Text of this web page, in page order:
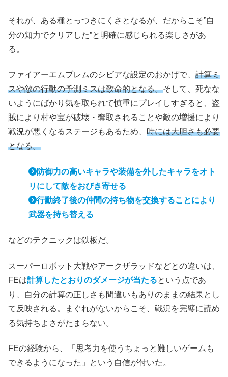
それが、ある種とっつきにくさとなるが、だからこそ”自
分の知力でクリアした”と明確に感じられる楽しさがあ
る。
ファイアーエムブレムのシビアな設定のおかげで、 計算ミ
スや敵の行動の予測ミスは致命的となる。そして、死なな
いようにばかり気を取られて慎重にプレイしすぎると、盗
賊により村や宝が破壊・奪取されることや敵の増援により
戦況が悪くなるステージもあるため、 時には大胆さも必要
となる。
防御力の高いキャラや装備を外したキャラをオト
リにして敵をおびき寄せる
行動終了後の仲間の持ち物を交換することにより
武器を持ち替える
などのテクニックは鉄板だ。
スーパーロボット大戦やアークザラッドなどとの違いは、
FEは計算したとおりのダメージが当たるという点であ
り、自分の計算の正しさも間違いもありのままの結果とし
て反映される。まぐれがないからこそ、戦況を完璧に読め
る気持ちよさがたまらない。
FEの経験から、「思考力を使うちょっと難しいゲームも
できるようになった」という自信が付いた。